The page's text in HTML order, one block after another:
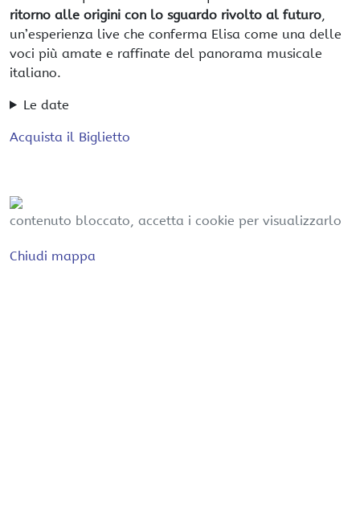
ritorno alle origini con lo sguardo rivolto al futuro
un’esperienza live che conferma Elisa come una delle
voci più amate e raffinate del panorama musicale
italiano.
Le date
Acquista il Biglietto
contenuto bloccato, accetta i cookie per visualizzarlo
Chiudi mappa